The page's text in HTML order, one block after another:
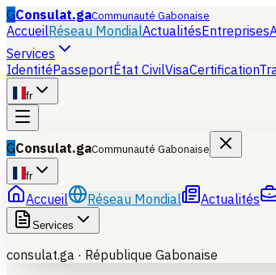
GConsulat.gaCommunauté Gabonaise
AccueilRéseau MondialActualitésEntreprises
Services
IdentitéPasseportÉtat CivilVisaCertification
fr
GConsulat.gaCommunauté Gabonaise
fr
Accueil Réseau Mondial Actualités
Services
consulat.ga · République Gabonaise